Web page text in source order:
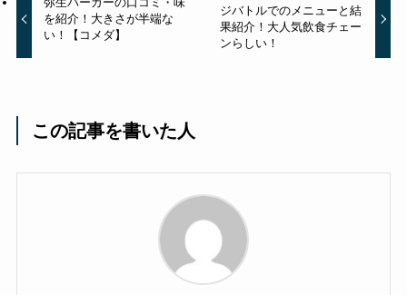
を紹介！大きさが半端な
い！【コメダ】
ジバトルでのメニューと結
果紹介！大人気飲食チェー
ンらしい！
この記事を書いた人